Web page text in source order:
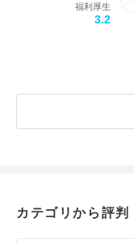
福利厚生
3.2
カテゴリから評